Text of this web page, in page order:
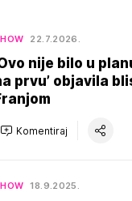
22.7.2026.
nije bilo u
prvu’ objavila
Komentiraj
18.9.2025.